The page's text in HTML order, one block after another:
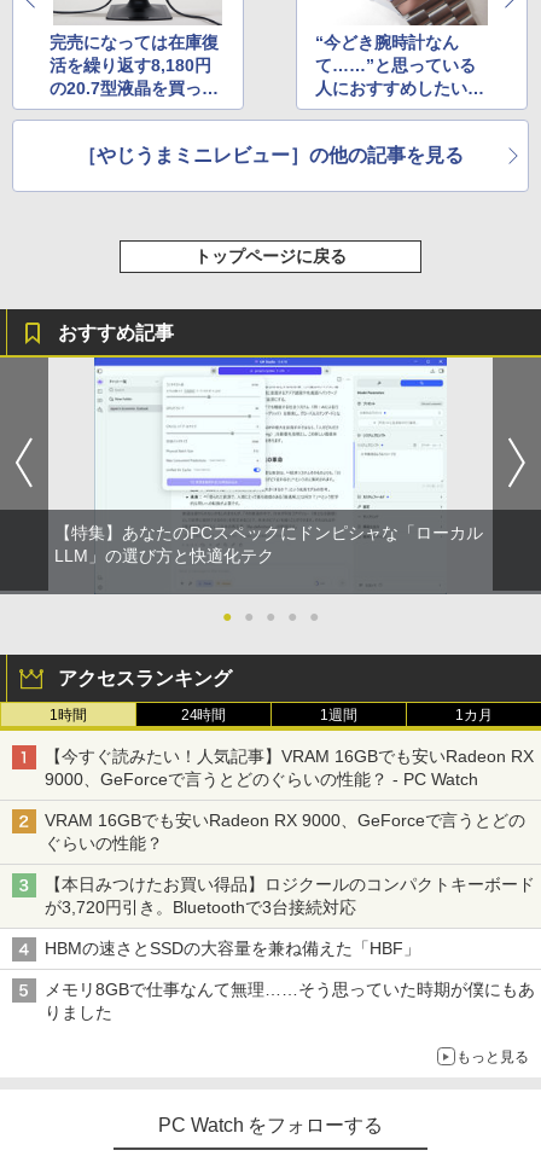
完売になっては在庫復
活を繰り返す8,180円
の20.7型液晶を買って
みた
“今どき腕時計なん
て……”と思っている
人におすすめしたい
「チープカシオ」
［やじうまミニレビュー］の他の記事を見る
トップページに戻る
おすすめ記事
【特集】あなたのPCスペックにドンピシャな「ローカル
LLM」の選び方と快適化テク
● ● ● ● ●
アクセスランキング
1時間 24時間 1週間 1カ月
【今すぐ読みたい！人気記事】VRAM 16GBでも安いRadeon RX
9000、GeForceで言うとどのぐらいの性能？ - PC Watch
VRAM 16GBでも安いRadeon RX 9000、GeForceで言うとどの
ぐらいの性能？
【本日みつけたお買い得品】ロジクールのコンパクトキーボード
が3,720円引き。Bluetoothで3台接続対応
HBMの速さとSSDの大容量を兼ね備えた「HBF」
メモリ8GBで仕事なんて無理……そう思っていた時期が僕にもあ
りました
もっと見る
PC Watch をフォローする